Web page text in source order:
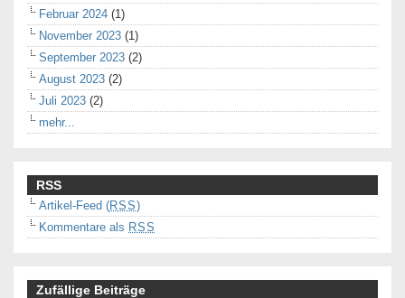
Februar 2024 (1)
November 2023 (1)
September 2023 (2)
August 2023 (2)
Juli 2023 (2)
mehr...
RSS
Artikel-Feed (RSS)
Kommentare als RSS
Zufällige Beiträge